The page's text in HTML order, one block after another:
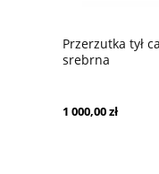
Przerzutka tył
srebrna
1 000,00 zł